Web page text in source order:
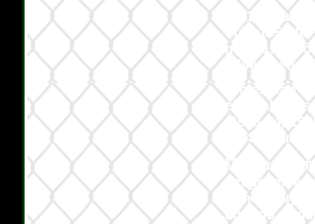
Az 1943-as
után 1950-
majd 1964-
Ám ezután
élvonalban
(1983-84,
26:4-es
Vajon
Szegeden a
Ehhez
aggódó